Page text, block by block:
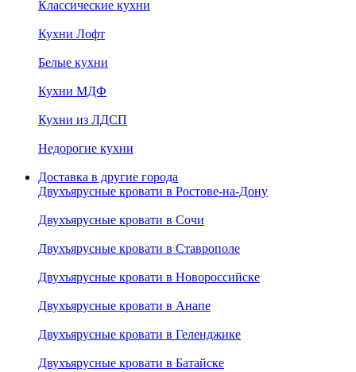
Классические кухни
Кухни Лофт
Белые кухни
Кухни МДФ
Кухни из ЛДСП
Недорогие кухни
Доставка в другие города
Двухъярусные кровати в Ростове-на-Дону
Двухъярусные кровати в Сочи
Двухъярусные кровати в Ставрополе
Двухъярусные кровати в Новороссийске
Двухъярусные кровати в Анапе
Двухъярусные кровати в Геленджике
Двухъярусные кровати в Батайске